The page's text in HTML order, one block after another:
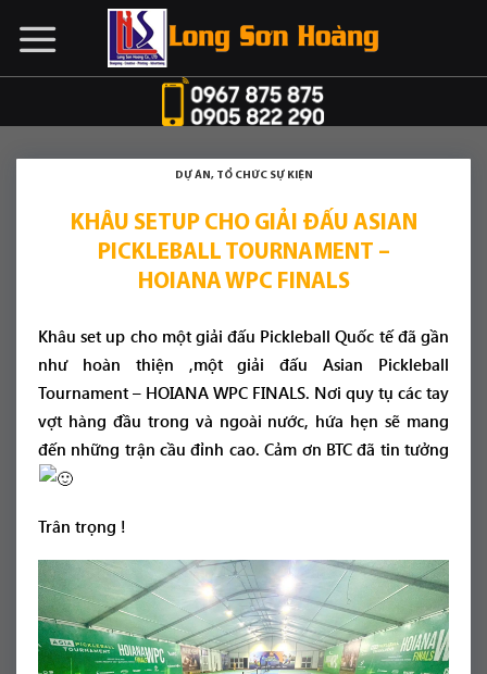
đến
DỰ ÁN, TỔ CHỨC SỰ KIỆN
KHÂU SETUP CHO GIẢI ĐẤU ASIAN
PICKLEBALL TOURNAMENT –
HOIANA WPC FINALS
Khâu set up cho một giải đấu Pickleball Quốc tế đã gần
như hoàn thiện ,một giải đấu Asian Pickleball
Tournament – HOIANA WPC FINALS. Nơi quy tụ các tay
vợt hàng đầu trong và ngoài nước, hứa hẹn sẽ mang
đến những trận cầu đỉnh cao. Cảm ơn BTC đã tin tưởng
Trân trọng !